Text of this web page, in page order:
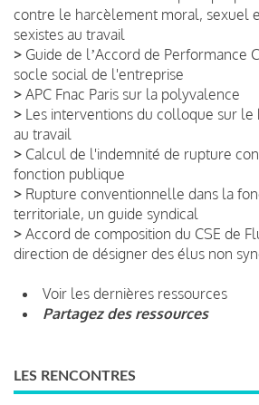
contre le harcèlement moral, sexuel
sexistes au travail
> Guide de lʼAccord de Performance
socle social de l'entreprise
> APC Fnac Paris sur la polyvalence
> Les interventions du colloque sur
au travail
> Calcul de l'indemnité de rupture
fonction publique
> Rupture conventionnelle dans la
territoriale, un guide syndical
> Accord de composition du CSE de
direction de désigner des élus non
Voir les dernières ressources
Partagez des ressources
LES RENCONTRES